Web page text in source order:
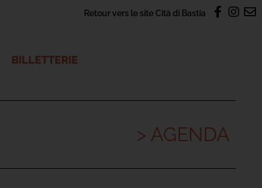
Retour vers le site Cità di Bastia
BILLETTERIE
> AGENDA